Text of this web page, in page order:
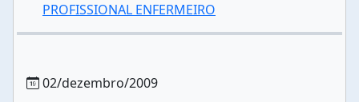
PROFISSIONAL ENFERMEIRO
02/dezembro/2009